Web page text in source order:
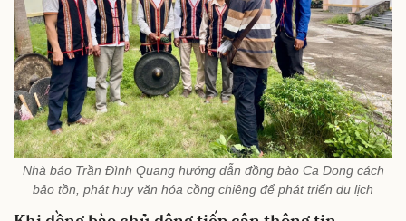
Nhà báo Trần Đình Quang hướng dẫn đồng bào Ca Dong cách
bảo tồn, phát huy văn hóa cồng chiêng để phát triển du lịch